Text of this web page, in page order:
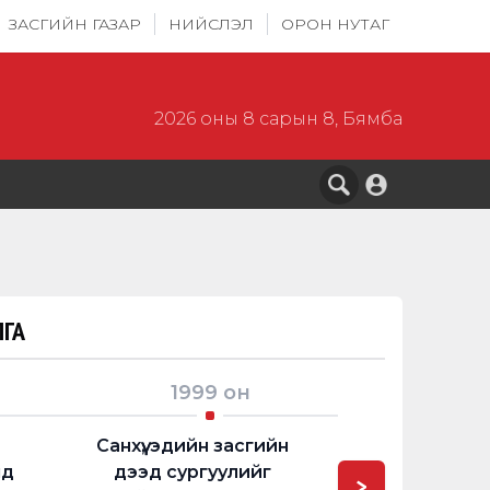
ЗАСГИЙН ГАЗАР НИЙСЛЭЛ ОРОН НУТАГ
2026 оны 8 сарын 8, Бямба
1999 он
Санхүү, эдийн засгийн
дээд сургуулийг
сургуулийн